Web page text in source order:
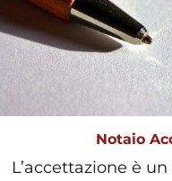
Notaio
L’accettazione è